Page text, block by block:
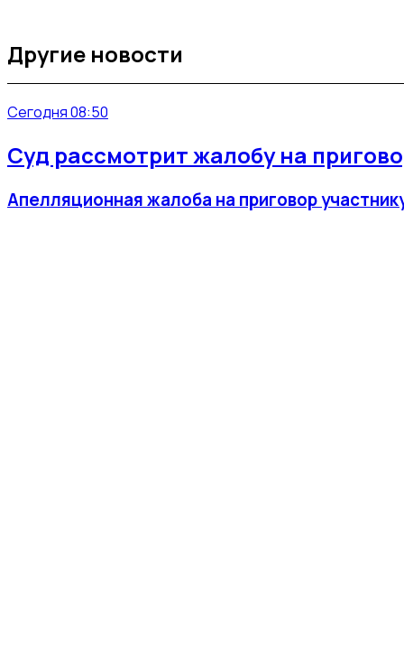
Другие новости
Сегодня 08:50
Суд рассмотрит жалобу на
Апелляционная жалоба на приговор